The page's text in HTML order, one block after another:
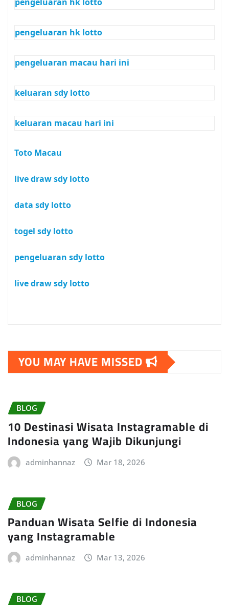
pengeluaran hk lotto
pengeluaran macau hari ini
keluaran sdy lotto
keluaran macau hari ini
Toto Macau
live draw sdy lotto
data sdy lotto
togel sdy lotto
pengeluaran sdy lotto
live draw sdy lotto
YOU MAY HAVE MISSED
BLOG
10 Destinasi Wisata Instagramable di
Indonesia yang Wajib Dikunjungi
adminhannaz Mar 18, 2026
BLOG
Panduan Wisata Selfie di Indonesia
yang Instagramable
adminhannaz Mar 13, 2026
BLOG